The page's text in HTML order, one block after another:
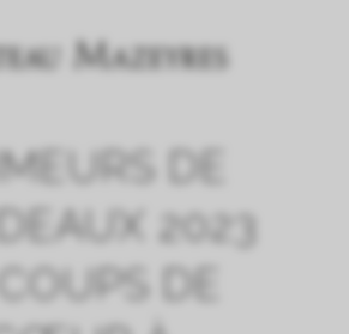
DE
2023
COUPS DE